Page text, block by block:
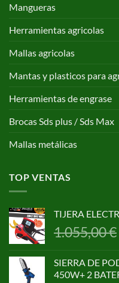
Mangueras
Herramientas agricolas
Mallas agricolas
Mantas y plasticos para
Herramientas de engrase
Brocas Sds plus / Sds Max
Mallas metálicas
TOP VENTAS
TIJERA
1.055,00€
SIERRA DE
450W+ 2